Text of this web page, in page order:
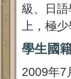
級、日
上，極
學生國
2009年7